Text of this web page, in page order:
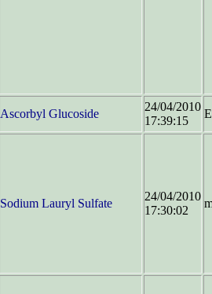
Ascorbyl Glucoside
24/04/2010
17:39:15
Sodium Lauryl Sulfate
24/04/2010
17:30:02